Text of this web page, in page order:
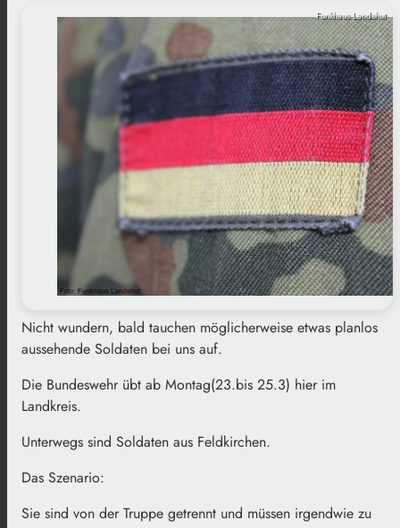
Funkhaus Landshut
Nicht wundern, bald tauchen möglicherweise etwas planlos
aussehende Soldaten bei uns auf.
Die Bundeswehr übt ab Montag(23.bis 25.3) hier im
Landkreis.
Unterwegs sind Soldaten aus Feldkirchen.
Das Szenario:
Sie sind von der Truppe getrennt und müssen irgendwie zu